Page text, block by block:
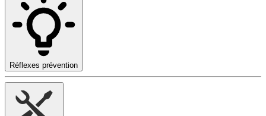
Réflexes prévention